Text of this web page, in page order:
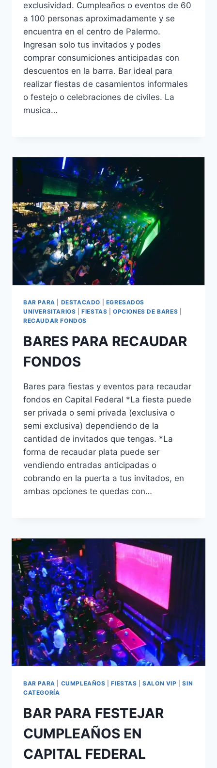
exclusividad. Cumpleaños o eventos de 60
a 100 personas aproximadamente y se
encuentra en el centro de Palermo.
Ingresan solo tus invitados y podes
comprar consumiciones anticipadas con
descuentos en la barra. Bar ideal para
realizar fiestas de casamientos informales
o festejo o celebraciones de civiles. La
musica…
BAR PARA DESTACADO
EGRESADOS
UNIVERSITARIOS |FIESTAS |OPCIONES DE BARES
RECAUDAR FONDOS
BARES PARA RECAUDAR
FONDOS
Bares para fiestas y eventos para recaudar
fondos en Capital Federal *La fiesta puede
ser privada o semi privada (exclusiva o
semi exclusiva) dependiendo de la
cantidad de invitados que tengas. *La
forma de recaudar plata puede ser
vendiendo entradas anticipadas o
cobrando en la puerta a tus invitados, en
ambas opciones te quedas con…
BAR PARA CUMPLEAÑOS |FIESTAS |SALON VIP |SIN
CATEGORÍA
BAR PARA FESTEJAR
CUMPLEAÑOS EN
CAPITAL FEDERAL